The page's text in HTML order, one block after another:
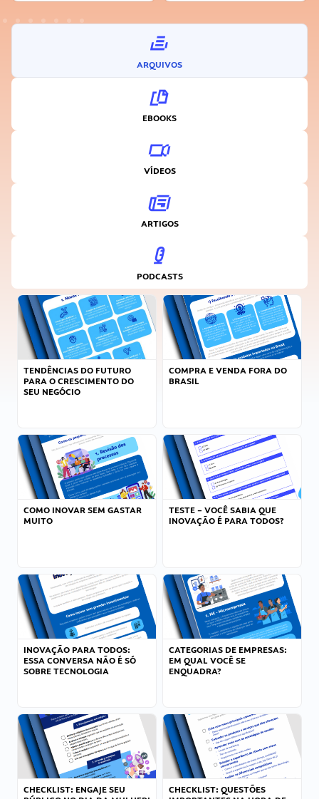
ARQUIVOS
EBOOKS
VÍDEOS
ARTIGOS
PODCASTS
TENDÊNCIAS DO FUTURO
PARA O CRESCIMENTO DO
SEU NEGÓCIO
COMPRA E VENDA FORA DO
BRASIL
COMO INOVAR SEM GASTAR
MUITO
TESTE – VOCÊ SABIA QUE
INOVAÇÃO É PARA TODOS?
INOVAÇÃO PARA TODOS:
ESSA CONVERSA NÃO É SÓ
SOBRE TECNOLOGIA
CATEGORIAS DE EMPRESAS:
EM QUAL VOCÊ SE
ENQUADRA?
CHECKLIST: ENGAJE SEU
CHECKLIST: QUESTÕES